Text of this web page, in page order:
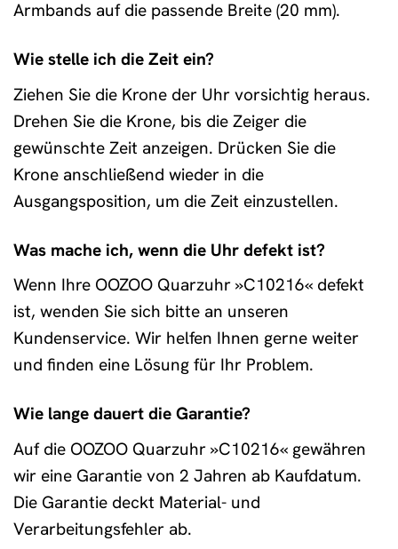
Armbands auf die passende Breite (20 mm).
Wie stelle ich die Zeit ein?
Ziehen Sie die Krone der Uhr vorsichtig heraus.
Drehen Sie die Krone, bis die Zeiger die
gewünschte Zeit anzeigen. Drücken Sie die
Krone anschließend wieder in die
Ausgangsposition, um die Zeit einzustellen.
Was mache ich, wenn die Uhr defekt ist?
Wenn Ihre OOZOO Quarzuhr »C10216« defekt
ist, wenden Sie sich bitte an unseren
Kundenservice. Wir helfen Ihnen gerne weiter
und finden eine Lösung für Ihr Problem.
Wie lange dauert die Garantie?
Auf die OOZOO Quarzuhr »C10216« gewähren
wir eine Garantie von 2 Jahren ab Kaufdatum.
Die Garantie deckt Material- und
Verarbeitungsfehler ab.